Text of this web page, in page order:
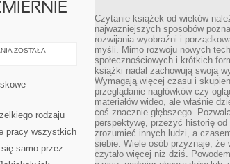
TRANSPORT
ROZMAITYCH
ZOSTAŁA
rodzaju
pracy wszystkich
samo przez
Czytanie książek od wieków
najważniejszych sposobów
rozwijania wyobraźni i
myśli. Mimo rozwoju nowych
społecznościowych i krótkich
książki nadal zachowują swoją
Wymagają więcej czasu i
przeglądanie nagłówków czy
materiałów wideo, ale właśnie
coś znacznie głębszego.
perspektywę, przeżyć historię od
zrozumieć innych ludzi, a
siebie. Wiele osób przyznaje, że
czytało więcej niż dziś.